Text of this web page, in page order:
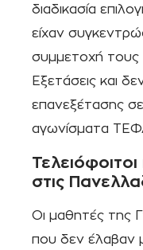
διαδικασία
είχαν
συμμετοχή τους
Εξετάσεις και
επανεξέτασης
αγωνίσματα
στις
Οι μαθητές της
που δεν έλαβαν